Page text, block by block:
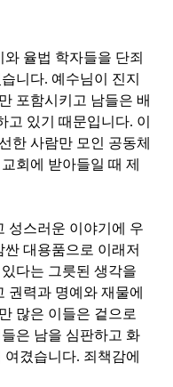
와 율법 학자들을 단죄
니다. 예수님이 진지
포함시키고 남들은 배
고 있기 때문입니다. 이
한 사람만 모인 공동체
회에 받아들일 때 제
성스러운 이야기에 우
대용품으로 이래저
다는 그릇된 생각을
권력과 명예와 재물에
많은 이들은 겉으로
은 남을 심판하고 화
여겼습니다. 죄책감에